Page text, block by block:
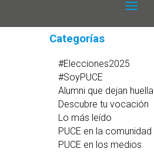
Categorías
#Elecciones2025
#SoyPUCE
Alumni que dejan huella
Descubre tu vocación
Lo más leído
PUCE en la comunidad
PUCE en los medios